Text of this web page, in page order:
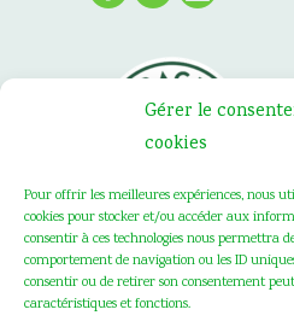
Gérer le
cookies
Pour offrir les meilleures expériences, nous
cookies pour stocker et/ou accéder aux
consentir à ces technologies nous permettra
comportement de navigation ou les ID
consentir ou de retirer son consentement
caractéristiques et fonctions.